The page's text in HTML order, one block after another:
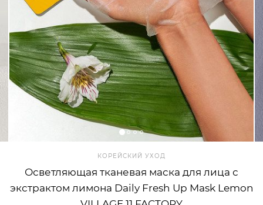
КОРЕЙСКИЙ УХОД
Осветляющая тканевая маска для лица с
экстрактом лимона Daily Fresh Up Mask Lemon